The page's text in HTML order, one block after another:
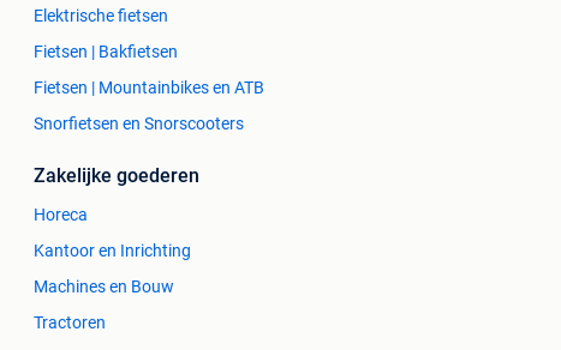
Elektrische fietsen
Fietsen | Bakfietsen
Fietsen | Mountainbikes en ATB
Snorfietsen en Snorscooters
Zakelijke goederen
Horeca
Kantoor en Inrichting
Machines en Bouw
Tractoren